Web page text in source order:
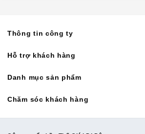
Thông tin công ty
Hỗ trợ khách hàng
Danh mục sản phẩm
Chăm sóc khách hàng